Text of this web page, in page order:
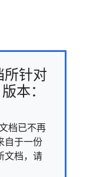
针对
本：
档已不再
自于一份
文档，请